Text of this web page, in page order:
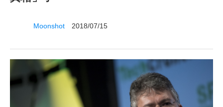
Moonshot 2018/07/15